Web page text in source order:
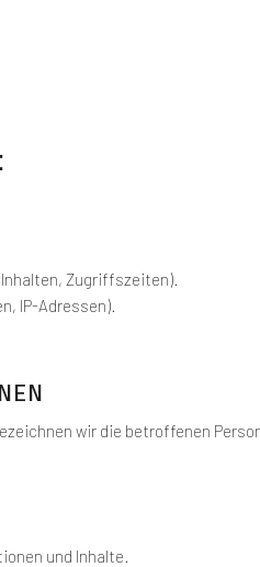
Zugriffszeiten).
IP-Adressen).
wir die betroffenen
und Inhalte.